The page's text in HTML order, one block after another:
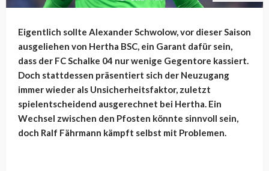
Eigentlich sollte Alexander Schwolow, vor dieser Saison
ausgeliehen von Hertha BSC, ein Garant dafür sein,
dass der FC Schalke 04 nur wenige Gegentore kassiert.
Doch stattdessen präsentiert sich der Neuzugang
immer wieder als Unsicherheitsfaktor, zuletzt
spielentscheidend ausgerechnet bei Hertha. Ein
Wechsel zwischen den Pfosten könnte sinnvoll sein,
doch Ralf Fährmann kämpft selbst mit Problemen.